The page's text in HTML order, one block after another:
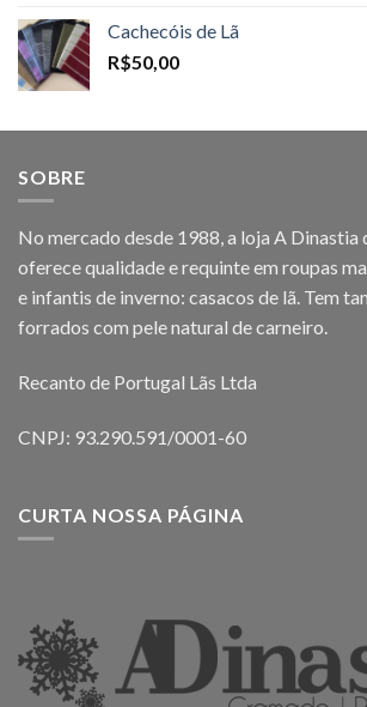
Cachecóis de Lã
R$50,00
SOBRE
No mercado desde 1988, a loja A Dinastia
oferece qualidade e requinte em roupas
e infantis de inverno: casacos de lã. Tem
forrados com pele natural de carneiro.
Recanto de Portugal Lãs Ltda
CNPJ: 93.290.591/0001-60
CURTA NOSSA PÁGINA